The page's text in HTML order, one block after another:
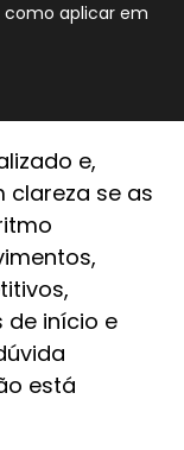
como aplicar em
e,
clareza se as
início e
está